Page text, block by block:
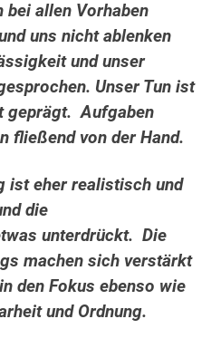
bei allen Vorhaben
uns nicht ablenken
und unser
Unser Tun ist
geprägt. Aufgaben
fließend von der Hand.
ist eher realistisch und
die
unterdrückt. Die
machen sich verstärkt
den Fokus ebenso wie
und Ordnung.